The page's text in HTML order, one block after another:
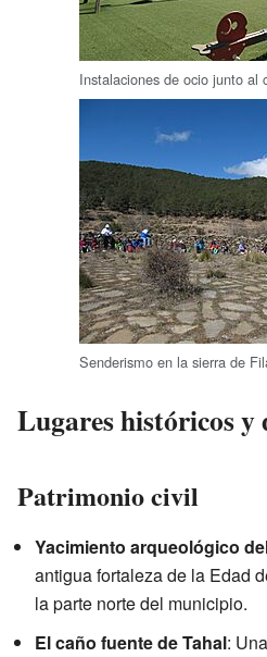
Instalaciones de ocio junto al
Senderismo en la sierra de
Lugares históricos y
Patrimonio civil
Yacimiento arqueológico
antigua fortaleza de la Edad
la parte norte del municipio.
El caño fuente de Tahal: